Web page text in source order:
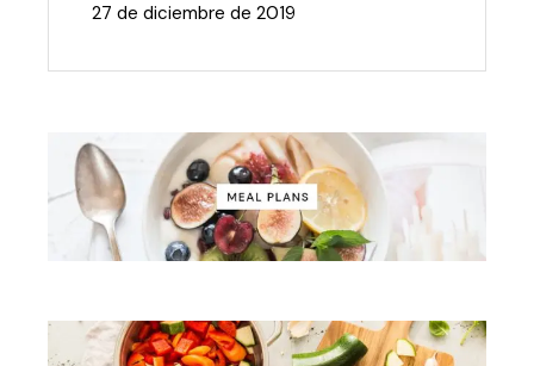
27 de diciembre de 2019